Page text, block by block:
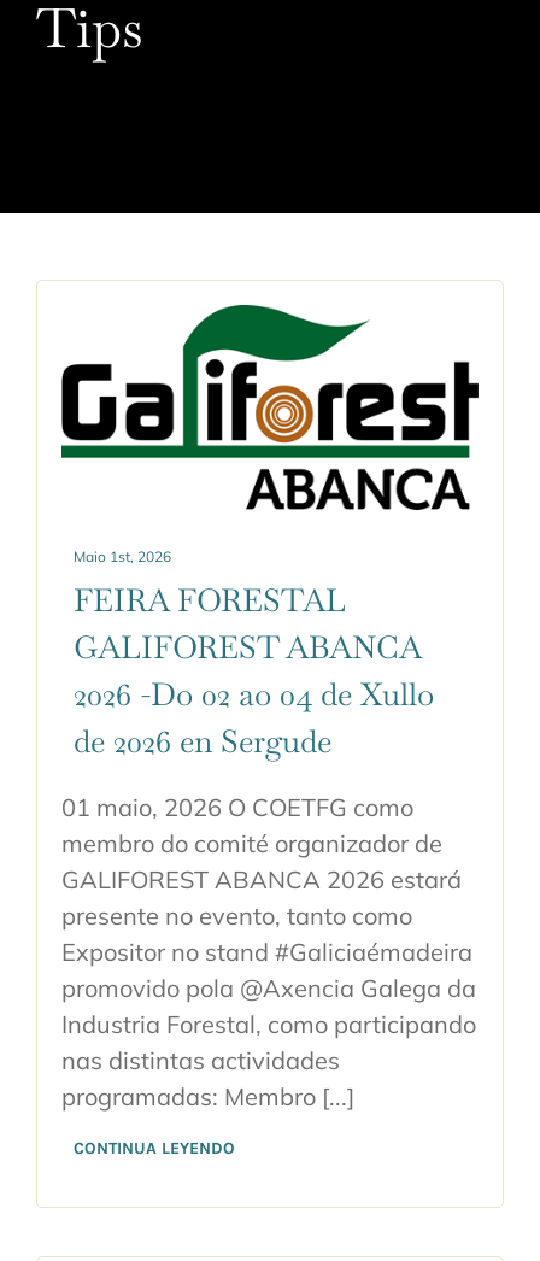
E-VISADO
Tips
Maio 1st, 2026
FEIRA FORESTAL
GALIFOREST ABANCA
2026 -Do 02 ao 04 de Xullo
de 2026 en Sergude
01 maio, 2026 O COETFG como
membro do comité organizador de
GALIFOREST ABANCA 2026 estará
presente no evento, tanto como
Expositor no stand #Galiciaémadeira
promovido pola @Axencia Galega da
Industria Forestal, como participando
nas distintas actividades
programadas: Membro [...]
CONTINUA LEYENDO